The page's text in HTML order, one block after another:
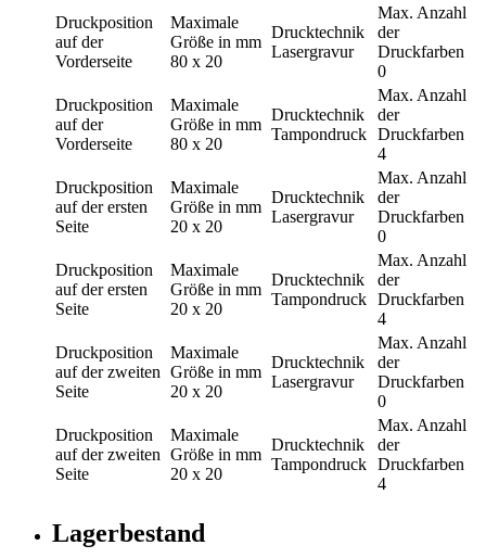
Druckposition
auf der
Vorderseite
Maximale
Größe in mm
80 x 20
Drucktechnik
Lasergravur
Max. Anzahl
der
Druckfarben
0
Druckposition
auf der
Vorderseite
Maximale
Größe in mm
80 x 20
Drucktechnik
Tampondruck
Max. Anzahl
der
Druckfarben
4
Druckposition
auf der ersten
Seite
Maximale
Größe in mm
20 x 20
Drucktechnik
Lasergravur
Max. Anzahl
der
Druckfarben
0
Druckposition
auf der ersten
Seite
Maximale
Größe in mm
20 x 20
Drucktechnik
Tampondruck
Max. Anzahl
der
Druckfarben
4
Druckposition
auf der zweiten
Seite
Maximale
Größe in mm
20 x 20
Drucktechnik
Lasergravur
Max. Anzahl
der
Druckfarben
0
Druckposition
auf der zweiten
Seite
Maximale
Größe in mm
20 x 20
Drucktechnik
Tampondruck
Max. Anzahl
der
Druckfarben
4
Lagerbestand